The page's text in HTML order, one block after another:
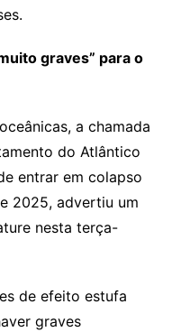
graves” para o
a chamada
do Atlântico
entrar em colapso
2025, advertiu um
nesta terça-
de efeito estufa
graves